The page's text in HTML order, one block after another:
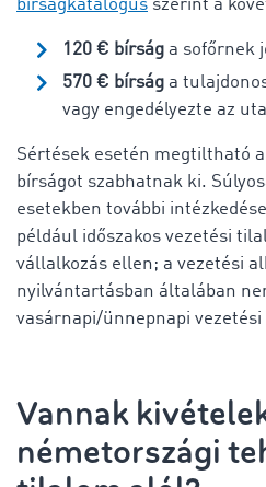
bírságkatalógus szerint a
120 € bírság a sofőrnek
570 € bírság a
vagy engedélyezte az
Sértések esetén megtiltható
bírságot szabhatnak ki.
esetekben további
például időszakos vezetési
vállalkozás ellen; a vezetési
nyilvántartásban általában
vasárnapi/ünnepnapi
Vannak
németországi